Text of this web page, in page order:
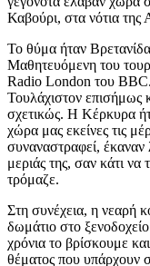
Καβούρι, στα νότια της
Το θύμα ήταν
Μαθητευόμενη του
Radio London του
Τουλάχιστον επισήμως
σχετικώς. Η Κέρκυρα
χώρα μας εκείνες τις
συναναστραφεί,
μεριάς της, σαν κάτι
τρόμαζε.
Στη συνέχεια, η νεαρή
δωμάτιο στο
χρόνια το βρίσκουμε
θέματος που υπάρχουν